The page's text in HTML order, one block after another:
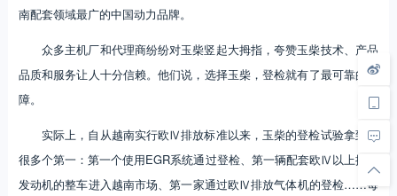
南配套领域最广的中国动力品牌。
众多主机厂和代理商纷纷对玉柴竖起大拇指，夸赞玉柴技术、产品
品质和服务让人十分信赖。他们说，选择玉柴，登检就有了最可靠的保
障。
实际上，自从越南实行欧Ⅳ排放标准以来，玉柴的登检试验拿到了
很多个第一：第一个使用EGR系统通过登检、第一辆配套欧Ⅳ以上排放
发动机的整车进入越南市场、第一家通过欧Ⅳ排放气体机的登检……每